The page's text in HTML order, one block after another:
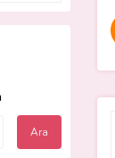
Ara